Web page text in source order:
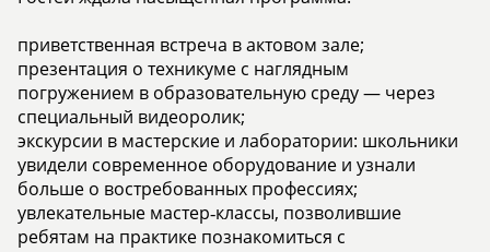
приветственная встреча в актовом зале;
презентация о техникуме с наглядным
погружением в образовательную среду — через
специальный видеоролик;
экскурсии в мастерские и лаборатории: школьники
увидели современное оборудование и узнали
больше о востребованных профессиях;
увлекательные мастер‑классы, позволившие
ребятам на практике познакомиться с